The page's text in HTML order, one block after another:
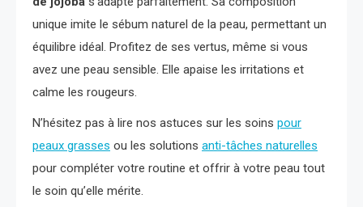
unique imite le sébum naturel de la peau, permettant un
équilibre idéal. Profitez de ses vertus, même si vous
avez une peau sensible. Elle apaise les irritations et
calme les rougeurs.
N’hésitez pas à lire nos astuces sur les soins pour
peaux grasses ou les solutions anti-tâches naturelles
pour compléter votre routine et offrir à votre peau tout
le soin qu’elle mérite.